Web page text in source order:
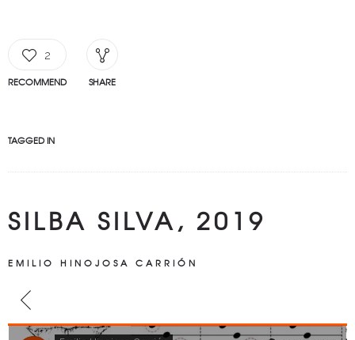
2
RECOMMEND SHARE
TAGGED IN
SILBA SILVA, 2019
EMILIO HINOJOSA CARRIÓN